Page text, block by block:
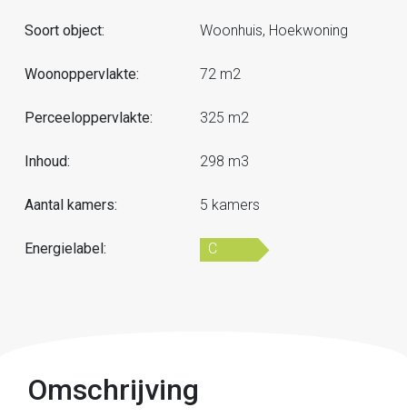
Soort object: Woonhuis, Hoekwoning
Woonoppervlakte: 72 m2
Perceeloppervlakte: 325 m2
Inhoud: 298 m3
Aantal kamers: 5 kamers
Energielabel: C
Omschrijving